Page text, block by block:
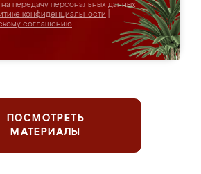
передачу персональных данных
конфиденциальности
соглашению
ПОСМОТРЕТЬ
МАТЕРИАЛЫ